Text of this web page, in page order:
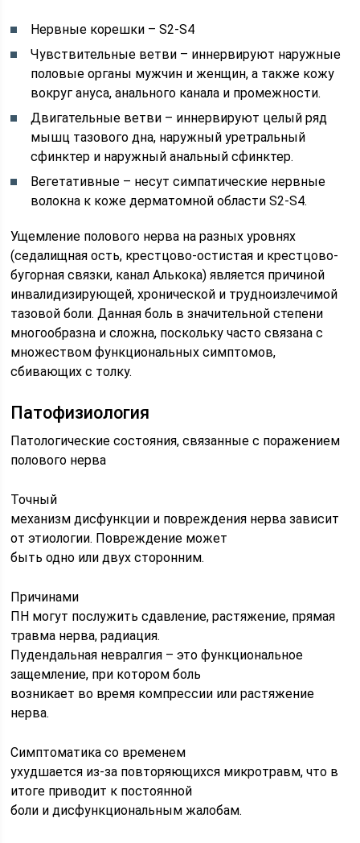
Нервные корешки – S2-S4
Чувствительные ветви – иннервируют наружные
половые органы мужчин и женщин, а также кожу
вокруг ануса, анального канала и промежности.
Двигательные ветви – иннервируют целый ряд
мышц тазового дна, наружный уретральный
сфинктер и наружный анальный сфинктер.
Вегетативные – несут симпатические нервные
волокна к коже дерматомной области S2-S4.
Ущемление полового нерва на разных уровнях
(седалищная ость, крестцово-остистая и крестцово-
бугорная связки, канал Алькока) является причиной
инвалидизирующей, хронической и трудноизлечимой
тазовой боли. Данная боль в значительной степени
многообразна и сложна, поскольку часто связана с
множеством функциональных симптомов,
сбивающих с толку.
Патофизиология
Патологические состояния, связанные с поражением
полового нерва
Точный
механизм дисфункции и повреждения нерва зависит
от этиологии. Повреждение может
быть одно или двух сторонним.
Причинами
ПН могут послужить сдавление, растяжение, прямая
травма нерва, радиация.
Пудендальная невралгия – это функциональное
защемление, при котором боль
возникает во время компрессии или растяжение
нерва.
Симптоматика со временем
ухудшается из-за повторяющихся микротравм, что в
итоге приводит к постоянной
боли и дисфункциональным жалобам.